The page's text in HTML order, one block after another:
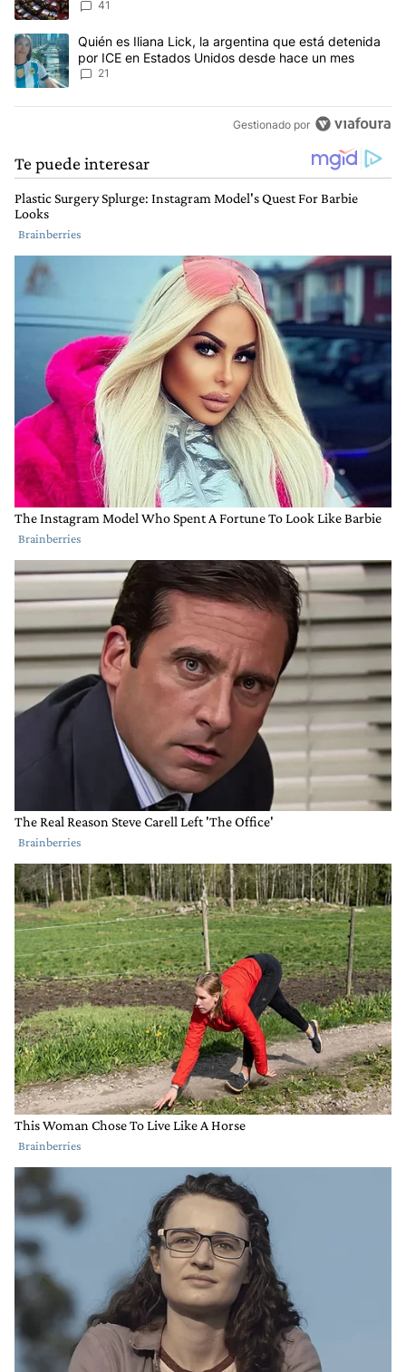
Ley del Manejo del Fuego
41
Un artículo de tendencia con el título "Quién es Iliana Lick, la
Quién es Iliana Lick, la argentina que está detenida
por ICE en Estados Unidos desde hace un mes
21
Gestionado por